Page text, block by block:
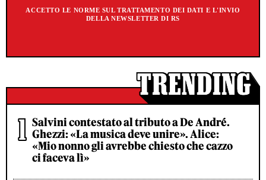
ACCETTO LE NORME SUL TRATTAMENTO DEI DATI E L'INVIO
DELLA NEWSLETTER DI RS
Salvini contestato al tributo a De André.
Ghezzi: «La musica deve unire». Alice:
«Mio nonno gli avrebbe chiesto che cazzo
ci faceva lì»